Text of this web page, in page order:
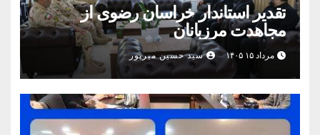
تقدیر استاندار خراسان رضوی از
مجاهدت مرزبانان
مرداد ۱۵ ۱۴۰۵ سید حسین میرپور